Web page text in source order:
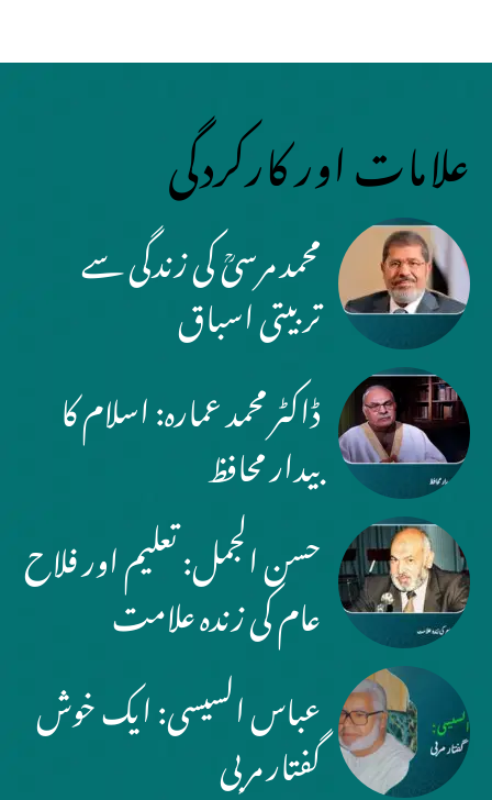
علامات اور کارکردگی
محمد مرسیؒ کی زندگی سے
تربیتی اسباق
ڈاکٹر محمد عمارہ: اسلام کا
بیدار محافظ
حسن الجمل: تعلیم اور فلاح
عام کی زندہ علامت
عباس السیسی: ایک خوش
گفتار مربی